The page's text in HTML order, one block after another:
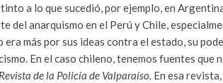
a lo que sucedió, por ejemplo, en
del anarquismo en el Perú y Chile,
era más por sus ideas contra el estado, su
En el caso chileno, tenemos fuentes que
Revista de la Policía de Valparaíso. En esa